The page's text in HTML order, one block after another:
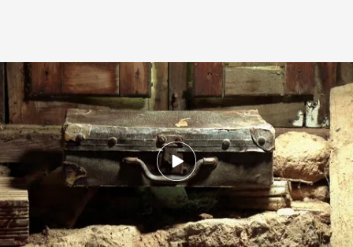
Se encontraron cerca de 200 fotos hechas durante los años 50 y 60 en la
localidad,
Noticias Cuatro
Mario Moros (@mimalavida)
02 NOV 2025 - 20:55h.
Una vecina localizó de casualidad en su viejo
desván una caja con decenas de instantáneas
que retratan la vida del pueblo hace 70 años